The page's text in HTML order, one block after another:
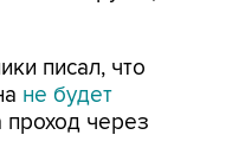
писал, что
не будет
проход через